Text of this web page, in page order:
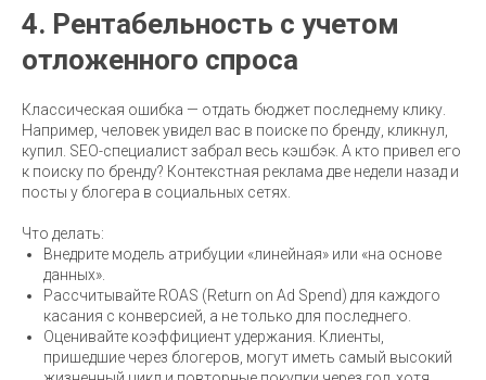
4. Рентабельность с учетом
отложенного спроса
Классическая ошибка — отдать бюджет последнему клику.
Например, человек увидел вас в поиске по бренду, кликнул,
купил. SEO-специалист забрал весь кэшбэк. А кто привел его
к поиску по бренду? Контекстная реклама две недели назад и
посты у блогера в социальных сетях.
Что делать:
Внедрите модель атрибуции «линейная» или «на основе
данных».
Рассчитывайте ROAS (Return on Ad Spend) для каждого
касания с конверсией, а не только для последнего.
Оценивайте коэффициент удержания. Клиенты,
пришедшие через блогеров, могут иметь самый высокий